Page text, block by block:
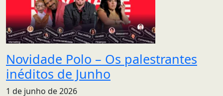
Novidade Polo – Os palestrantes
inéditos de Junho
1 de junho de 2026